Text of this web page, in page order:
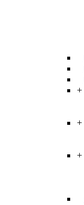
+
+
+